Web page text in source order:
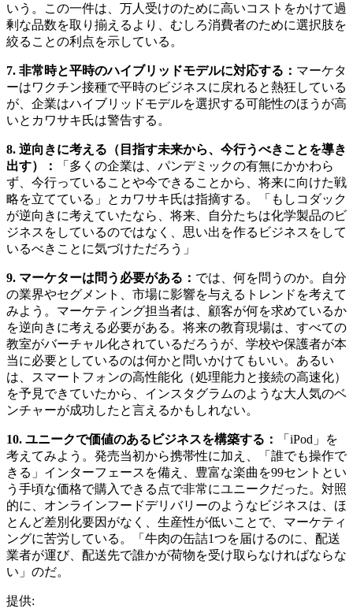
いう。この一件は、万人受けのために高いコストをかけて過
剰な品数を取り揃えるより、むしろ消費者のために選択肢を
絞ることの利点を示している。
7. 非常時と平時のハイブリッドモデルに対応する： マーケタ
ーはワクチン接種で平時のビジネスに戻れると熱狂している
が、企業はハイブリッドモデルを選択する可能性のほうが高
いとカワサキ氏は警告する。
8. 逆向きに考える（目指す未来から、今行うべきことを導き
出す）：
「多くの企業は、パンデミックの有無にかかわら
ず、今行っていることや今できることから、将来に向けた戦
略を立てている」とカワサキ氏は指摘する。「もしコダック
が逆向きに考えていたなら、将来、自分たちは化学製品のビ
ジネスをしているのではなく、思い出を作るビジネスをして
いるべきことに気づけただろう」
9. マーケターは問う必要がある： では、何を問うのか。自分
の業界やセグメント、市場に影響を与えるトレンドを考えて
みよう。マーケティング担当者は、顧客が何を求めているか
を逆向きに考える必要がある。将来の教育現場は、すべての
教室がバーチャル化されているだろうが、学校や保護者が本
当に必要としているのは何かと問いかけてもいい。あるい
は、スマートフォンの高性能化（処理能力と接続の高速化）
を予見できていたから、インスタグラムのような大人気のベ
ンチャーが成功したと言えるかもしれない。
10. ユニークで価値のあるビジネスを構築する：
「iPod」を
考えてみよう。発売当初から携帯性に加え、「誰でも操作で
きる」インターフェースを備え、豊富な楽曲を99セントとい
う手頃な価格で購入できる点で非常にユニークだった。対照
的に、オンラインフードデリバリーのようなビジネスは、ほ
とんど差別化要因がなく、生産性が低いことで、マーケティ
ングに苦労している。「牛肉の缶詰1つを届けるのに、配送
業者が運び、配送先で誰かが荷物を受け取らなければならな
い」のだ。
提供: